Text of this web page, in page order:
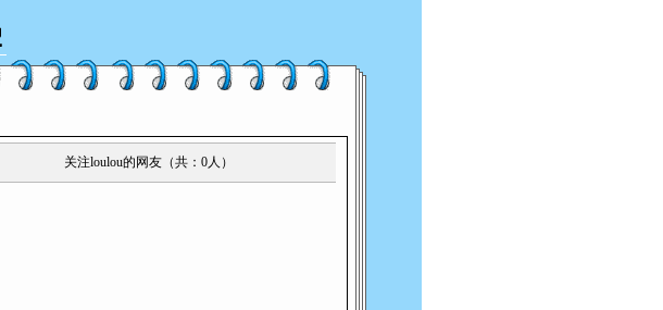
关注loulou的网友（共：0人）